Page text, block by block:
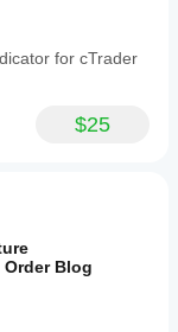
for cTrader
$25
Blog